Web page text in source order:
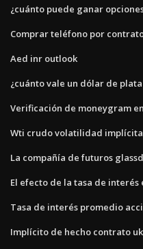
¿cuánto puede ganar
Comprar teléfono por
Aed inr outlook
¿cuánto vale un dólar de plata
Verificación de moneygram
Wti crudo volatilidad implícita
La compañía de futuros
El efecto de la tasa de interés
Tasa de interés promedio
Implícito de hecho contrato uk